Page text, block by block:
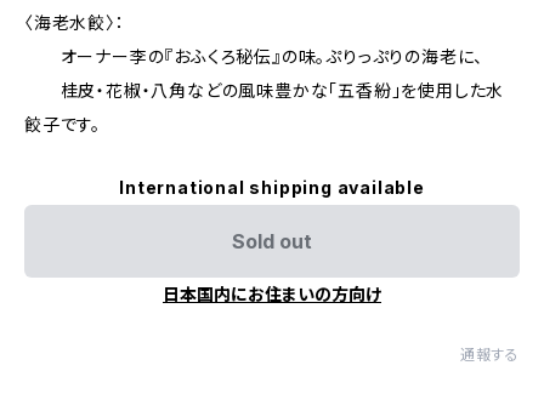
〈海老水餃〉：
オーナー李の『おふくろ秘伝』の味。ぷりっぷりの海老に、
桂皮・花椒・八角などの風味豊かな「五香紛」を使用した水
餃子です。
International shipping available
Sold out
日本国内にお住まいの方向け
通報する